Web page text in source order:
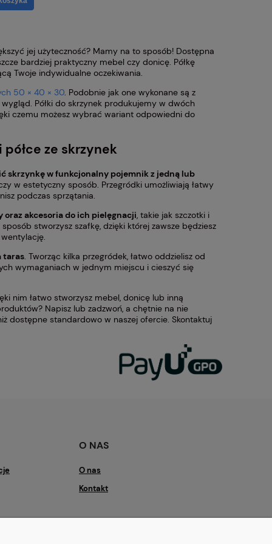
jej użyteczność? Mamy na to sposób! Dostępna
bardziej praktyczny mebel czy donicę. Półkę
Twoje indywidualne oczekiwania.
50 × 40 × 30 . Podobnie jak one wykonane są z
Półki do skrzynek produkujemy w dwóch
czemu możesz wybrać wariant odpowiedni do
ze skrzynek
skrzynkę w funkcjonalny pojemnik z jedną lub
w estetyczny sposób. Przegródki umożliwiają łatwy
podczas sprzątania.
akcesoria do ich pielęgnacji, takie jak szczotki i
stworzysz szafkę, dzięki której zawsze będziesz
taras. Tworząc kilka przegródek, łatwo oddzielisz od
wymaganiach w jednym miejscu i cieszyć się
nim łatwo stworzysz mebel, donicę lub inną
Napisz lub zadzwoń, a chętnie na nie
dostępne standardowo w naszej ofercie. Skontaktuj
O NAS
O nas
Kontakt